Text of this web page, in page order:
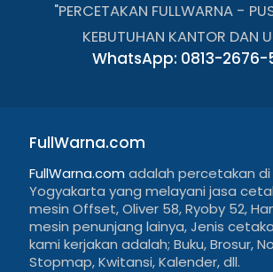
"PERCETAKAN FULLWARNA -
KEBUTUHAN KANTOR DAN
WhatsApp: 0813-2676-
FullWarna.com
FullWarna.com adalah percetakan
Yogyakarta yang melayani jasa
mesin Offset, Oliver 58, Ryoby 52,
mesin penunjang lainya, Jenis
kami kerjakan adalah; Buku, Brosur,
Stopmap, Kwitansi, Kalender, dll.